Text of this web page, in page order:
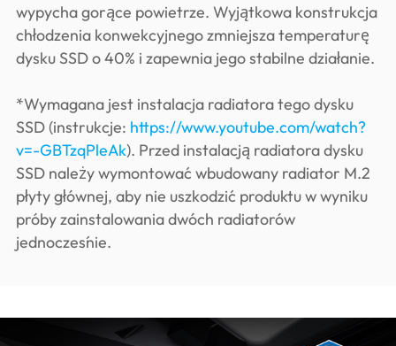
wypycha gorące powietrze. Wyjątkowa konstrukcja
chłodzenia konwekcyjnego zmniejsza temperaturę
dysku SSD o 40% i zapewnia jego stabilne działanie.
*Wymagana jest instalacja radiatora tego dysku
SSD (instrukcje: https://www.youtube.com/watch?
v=-GBTzqPleAk). Przed instalacją radiatora dysku
SSD należy wymontować wbudowany radiator M.2
płyty głównej, aby nie uszkodzić produktu w wyniku
próby zainstalowania dwóch radiatorów
jednocześnie.